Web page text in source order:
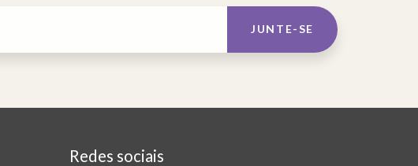
JUNTE-SE
Redes sociais